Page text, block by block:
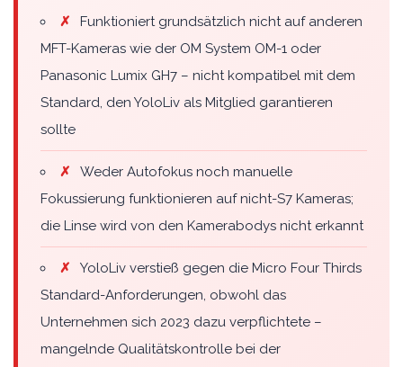
✗
Funktioniert grundsätzlich nicht auf anderen
MFT-Kameras wie der OM System OM-1 oder
Panasonic Lumix GH7 – nicht kompatibel mit dem
Standard, den YoloLiv als Mitglied garantieren
sollte
✗
Weder Autofokus noch manuelle
Fokussierung funktionieren auf nicht-S7 Kameras;
die Linse wird von den Kamerabodys nicht erkannt
✗
YoloLiv verstieß gegen die Micro Four Thirds
Standard-Anforderungen, obwohl das
Unternehmen sich 2023 dazu verpflichtete –
mangelnde Qualitätskontrolle bei der